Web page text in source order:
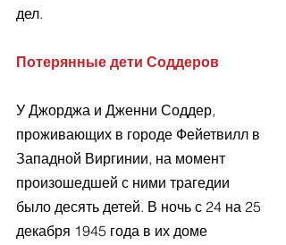
дел.
Потерянные дети Соддеров
У Джорджа и Дженни Соддер,
проживающих в городе Фейетвилл в
Западной Виргинии, на момент
произошедшей с ними трагедии
было десять детей. В ночь с 24 на 25
декабря 1945 года в их доме